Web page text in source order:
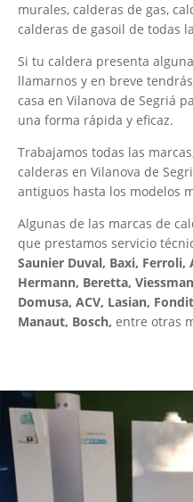
murales, calderas de gas,
calderas de gasoil de todas
Si tu caldera presenta
llamarnos y en breve
casa en Vilanova de Segriá
una forma rápida y eficaz.
Trabajamos todas las
calderas en Vilanova de
antiguos hasta los modelos
Algunas de las marcas de
que prestamos servicio
Saunier Duval, Baxi,
Hermann, Beretta,
Domusa, ACV, Lasian,
Manaut, Bosch, entre otras